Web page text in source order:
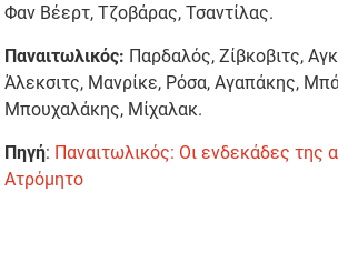
Φαν Βέερτ, Τζοβάρας, Τσαντίλας.
Παναιτωλικός: Παρδαλός, Ζίβκοβιτς,
Άλεκσιτς, Μανρίκε, Ρόσα, Αγαπάκης,
Μπουχαλάκης, Μίχαλακ.
Πηγή: Παναιτωλικός: Οι ενδεκάδες της
Ατρόμητο